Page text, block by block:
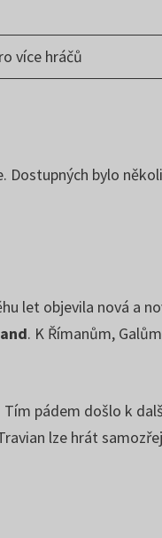
více hráčů
bylo
let objevila nová a
. K Římanům,
pádem došlo k
lze hrát